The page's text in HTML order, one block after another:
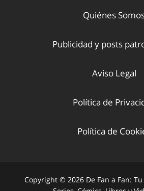
Quiénes
Publicidad y posts
Aviso Legal
Política de
Política de
Copyright © 2026 De Fan a Fan: